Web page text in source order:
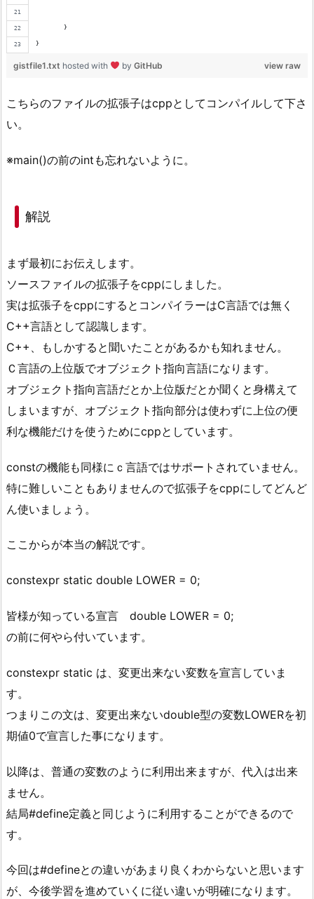
	}
}
view raw
gistfile1.txt hosted with by GitHub
こちらのファイルの拡張子はcppとしてコンパイルして下さ
い。
※main()の前のintも忘れないように。
解説
まず最初にお伝えします。
ソースファイルの拡張子をcppにしました。
実は拡張子をcppにするとコンパイラーはC言語では無く
C++言語として認識します。
C++、もしかすると聞いたことがあるかも知れません。
Ｃ言語の上位版でオブジェクト指向言語になります。
オブジェクト指向言語だとか上位版だとか聞くと身構えて
しまいますが、オブジェクト指向部分は使わずに上位の便
利な機能だけを使うためにcppとしています。
constの機能も同様にｃ言語ではサポートされていません。
特に難しいこともありませんので拡張子をcppにしてどんど
ん使いましょう。
ここからが本当の解説です。
constexpr static double LOWER = 0;
皆様が知っている宣言 double LOWER = 0;
の前に何やら付いています。
constexpr static は、変更出来ない変数を宣言していま
す。
つまりこの文は、変更出来ないdouble型の変数LOWERを初
期値0で宣言した事になります。
以降は、普通の変数のように利用出来ますが、代入は出来
ません。
結局#define定義と同じように利用することができるので
す。
今回は#defineとの違いがあまり良くわからないと思います
が、今後学習を進めていくに従い違いが明確になります。